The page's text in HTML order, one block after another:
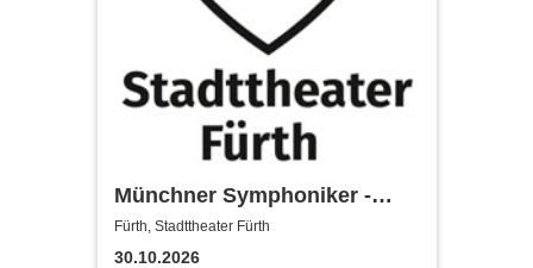
Münchner Symphoniker -
Stadttheater Fürth
Fürth, Stadttheater Fürth
30.10.2026